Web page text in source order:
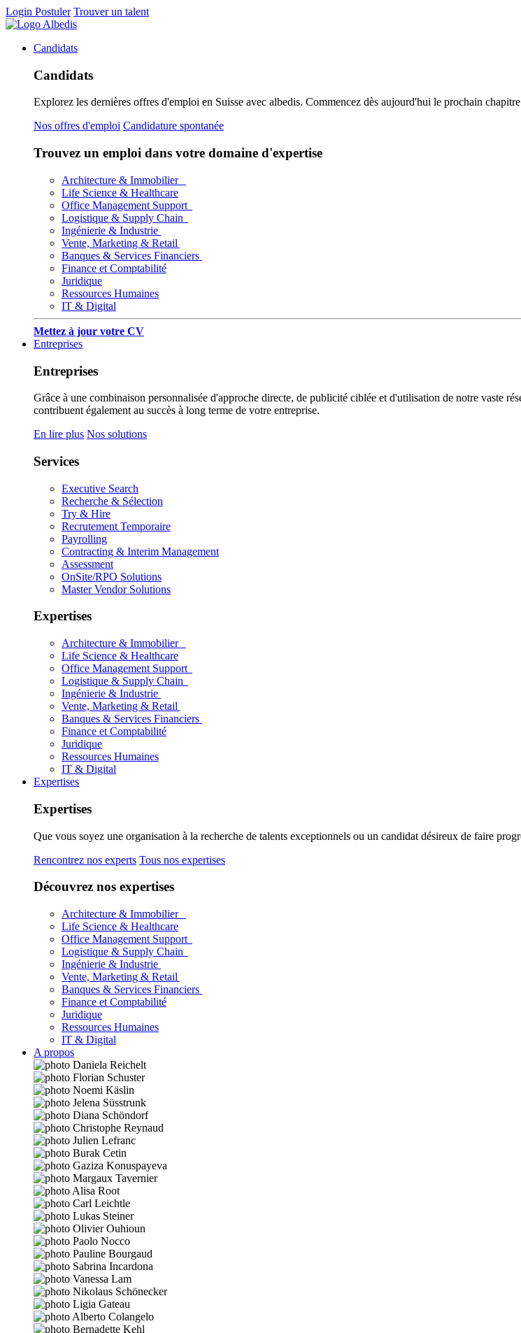
Login Postuler Trouver un talent
Candidats
Candidats
Explorez les dernières offres d'emploi en Suisse avec albedis. Commencez dès aujourd'hui le prochain
Nos offres d'emploi Candidature spontanée
Trouvez un emploi dans votre domaine d'expertise
Architecture & Immobilier
Life Science & Healthcare
Office Management Support
Logistique & Supply Chain
Ingénierie & Industrie
Vente, Marketing & Retail
Banques & Services Financiers
Finance et Comptabilité
Juridique
Ressources Humaines
IT & Digital
Mettez à jour votre CV
Entreprises
Entreprises
Grâce à une combinaison personnalisée d'approche directe, de publicité ciblée et d'utilisation de notre vaste
contribuent également au succès à long terme de votre entreprise.
En lire plus Nos solutions
Services
Executive Search
Recherche & Sélection
Try & Hire
Recrutement Temporaire
Payrolling
Contracting & Interim Management
Assessment
OnSite/RPO Solutions
Master Vendor Solutions
Expertises
Architecture & Immobilier
Life Science & Healthcare
Office Management Support
Logistique & Supply Chain
Ingénierie & Industrie
Vente, Marketing & Retail
Banques & Services Financiers
Finance et Comptabilité
Juridique
Ressources Humaines
IT & Digital
Expertises
Expertises
Que vous soyez une organisation à la recherche de talents exceptionnels ou un candidat désireux de faire
Rencontrez nos experts Tous nos expertises
Découvrez nos expertises
Architecture & Immobilier
Life Science & Healthcare
Office Management Support
Logistique & Supply Chain
Ingénierie & Industrie
Vente, Marketing & Retail
Banques & Services Financiers
Finance et Comptabilité
Juridique
Ressources Humaines
IT & Digital
A propos